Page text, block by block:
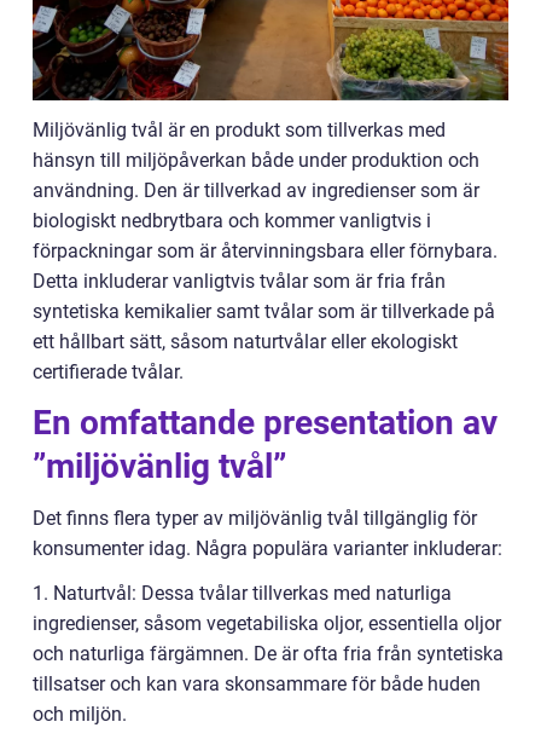
Miljövänlig tvål är en produkt som tillverkas med
hänsyn till miljöpåverkan både under produktion och
användning. Den är tillverkad av ingredienser som är
biologiskt nedbrytbara och kommer vanligtvis i
förpackningar som är återvinningsbara eller förnybara.
Detta inkluderar vanligtvis tvålar som är fria från
syntetiska kemikalier samt tvålar som är tillverkade på
ett hållbart sätt, såsom naturtvålar eller ekologiskt
certifierade tvålar.
En omfattande presentation av
”miljövänlig tvål”
Det finns flera typer av miljövänlig tvål tillgänglig för
konsumenter idag. Några populära varianter inkluderar:
1. Naturtvål: Dessa tvålar tillverkas med naturliga
ingredienser, såsom vegetabiliska oljor, essentiella oljor
och naturliga färgämnen. De är ofta fria från syntetiska
tillsatser och kan vara skonsammare för både huden
och miljön.